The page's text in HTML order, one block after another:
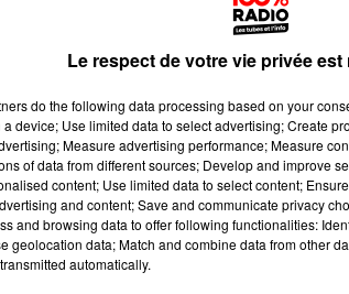
Le respect de votre vie privée
do the following data processing based on your
device; Use limited data to select advertising; Create
Measure advertising performance; Measure
of data from different sources; Develop and improve
content; Use limited data to select content;
and content; Save and communicate privacy
and browsing data to offer following functionalities:
geolocation data; Match and combine data from other
automatically.